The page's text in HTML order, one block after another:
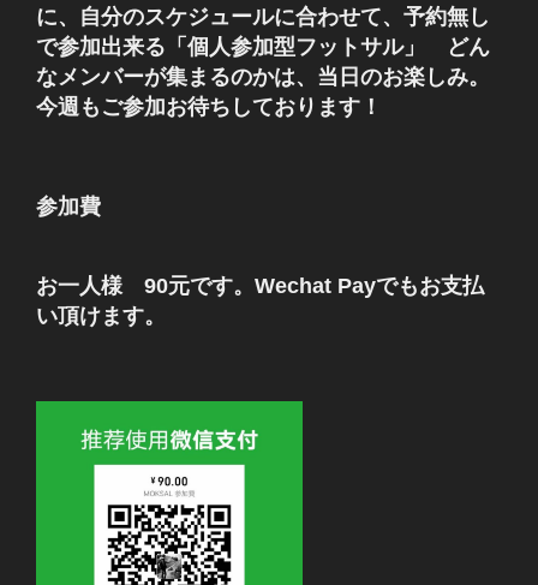
に、自分のスケジュールに合わせて、予約無し
で参加出来る「個人参加型フットサル」 どん
なメンバーが集まるのかは、当日のお楽しみ。
今週もご参加お待ちしております！
参加費
お一人様 90元です。Wechat Payでもお支払
い頂けます。